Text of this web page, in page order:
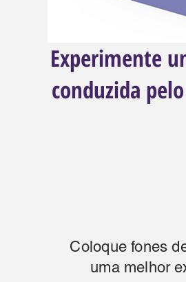
Experimente
conduzida
Coloque fones
uma melhor